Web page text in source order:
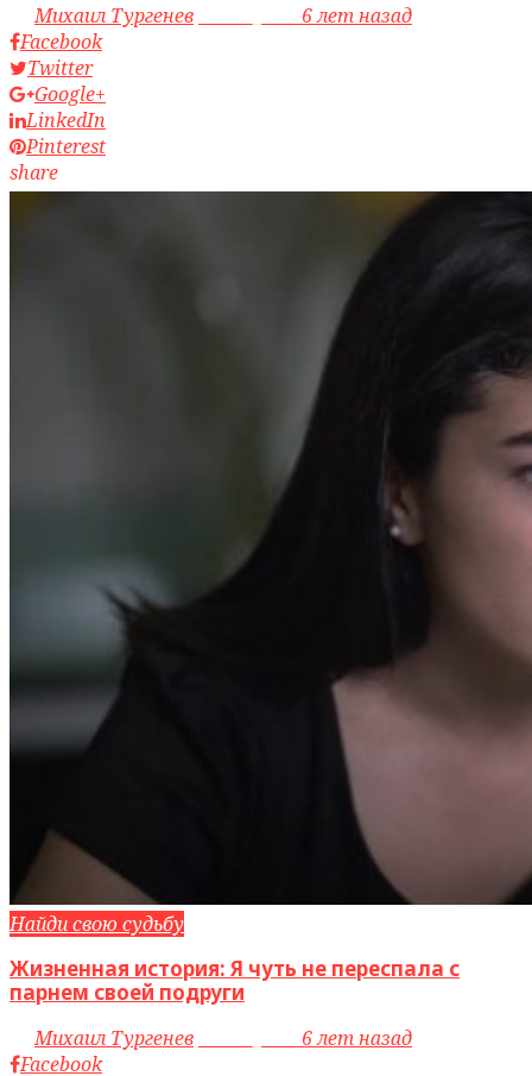
byМихаил Тургенев
6 лет назад
Facebook
Twitter
Google+
LinkedIn
Pinterest
share
Найди свою судьбу
Жизненная история: Я чуть не переспала с
парнем своей подруги
byМихаил Тургенев
6 лет назад
Facebook